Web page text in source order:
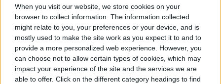
When you visit our website, we store cookies on your
browser to collect information. The information collected
might relate to you, your preferences or your device, and is
mostly used to make the site work as you expect it to and to
provide a more personalized web experience. However, you
can choose not to allow certain types of cookies, which may
impact your experience of the site and the services we are
able to offer. Click on the different category headings to find
disponibles en la flecha desplegable
incluyen la creación de uncódigo QR para
descargarlo en un dispositivo móvil. Si
haces clic en el botón desplegableCrear
archivo, podrás también incluir los